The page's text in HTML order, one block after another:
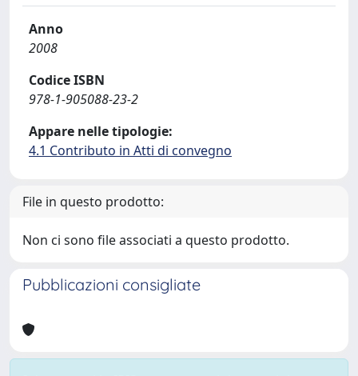
Anno
2008
Codice ISBN
978-1-905088-23-2
Appare nelle tipologie:
4.1 Contributo in Atti di convegno
File in questo prodotto:
Non ci sono file associati a questo prodotto.
Pubblicazioni consigliate